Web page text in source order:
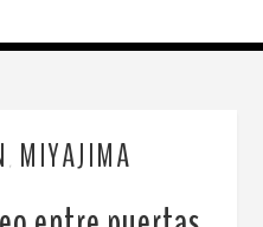
MIYAJIMA